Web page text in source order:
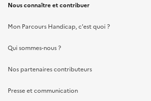
Nous connaître et contribuer
Mon Parcours Handicap, c'est quoi ?
Qui sommes-nous ?
Nos partenaires contributeurs
Presse et communication